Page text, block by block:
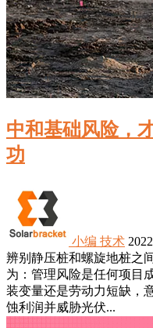
中和基础风险，
功
小编 技术
辨别静压桩和螺旋地桩之
为：管理风险是任何项目
装变量还是劳动力短缺，
蚀利润并威胁光伏...